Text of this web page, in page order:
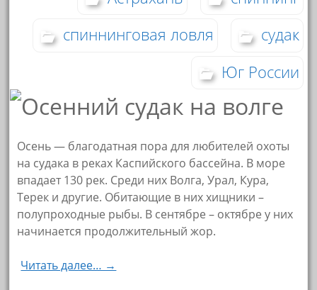
спиннинговая ловля
судак
Юг России
Осень — благодатная пора для любителей охоты
на судака в реках Каспийского бассейна. В море
впадает 130 рек. Среди них Волга, Урал, Кура,
Терек и другие. Обитающие в них хищники –
полупроходные рыбы. В сентябре – октябре у них
начинается продолжительный жор.
Читать далее… →